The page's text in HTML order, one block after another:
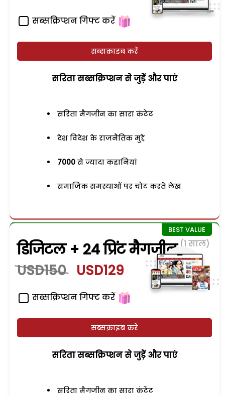
सब्सक्रिप्शन गिफ्ट करें
सब्सक्राइब करें
सरिता सब्सक्रिप्शन से जुड़ेें और पाएं
सरिता मैगजीन का सारा कंटेंट
देश विदेश के राजनैतिक मुद्दे
7000 से ज्यादा कहानियां
समाजिक समस्याओं पर चोट करते लेख
डिजिटल + 24 प्रिंट मैगजीन (1 साल)
USD150 USD129
सब्सक्रिप्शन गिफ्ट करें
सब्सक्राइब करें
सरिता सब्सक्रिप्शन से जुड़ेें और पाएं
सरिता मैगजीन का सारा कंटेंट